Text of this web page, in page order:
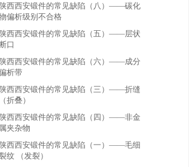
陕西西安锻件的常见缺陷（八）——碳化
偏析级别不合格
陕西西安锻件的常见缺陷（五）——层状
断口
陕西西安锻件的常见缺陷（六）——成分
析带
陕西西安锻件的常见缺陷（三）——折缝
（折叠）
陕西西安锻件的常见缺陷（四）——非金
属夹杂物
陕西西安锻件的常见缺陷（一）——毛细
纹 （发裂）